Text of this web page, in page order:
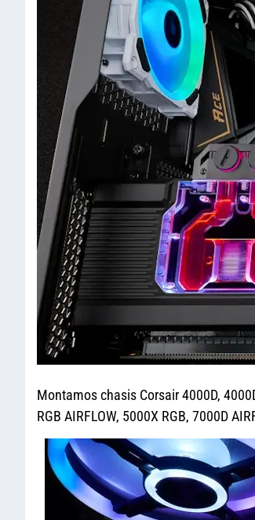
Montamos chasis Corsair 4000D,
RGB AIRFLOW, 5000X RGB, 7000D